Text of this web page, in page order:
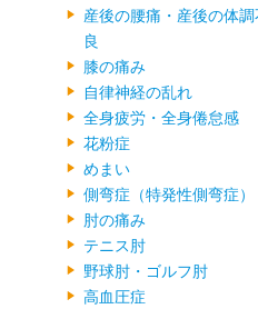
産後の腰痛・産後の体調
良
膝の痛み
自律神経の乱れ
全身疲労・全身倦怠感
花粉症
めまい
側弯症（特発性側弯症）
肘の痛み
テニス肘
野球肘・ゴルフ肘
高血圧症